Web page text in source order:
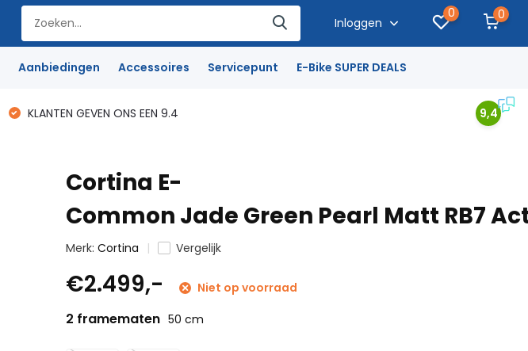
Inloggen
0 0
Aanbiedingen Accessoires Servicepunt E-Bike SUPER DEALS
KLANTEN GEVEN ONS EEN 9.4 9,4
Cortina E-
Common Jade Green Pearl Matt RB7
Merk:Cortina Vergelijk
€2.499,- Niet op voorraad
2 framematen 50 cm